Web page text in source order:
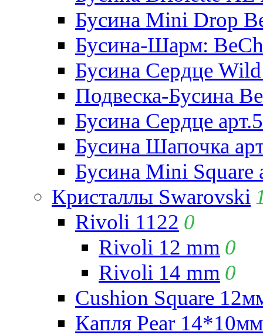
Бусина Mini Drop
Бусина-Шарм:
Бусина Сердце
Подвеска-Бусина
Бусина Сердце
Бусина Шапочка
Бусина Mini Square
Кристаллы Swarovski
Rivoli 1122 0
Rivoli 12 mm 0
Rivoli 14 mm 0
Cushion Square
Капля Pear